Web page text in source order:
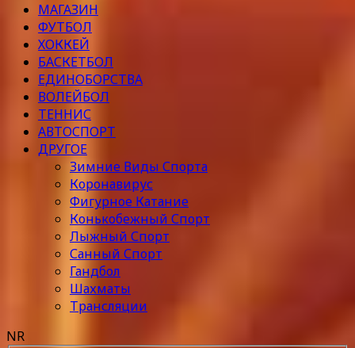
МАГАЗИН
ФУТБОЛ
ХОККЕЙ
БАСКЕТБОЛ
ЕДИНОБОРСТВА
ВОЛЕЙБОЛ
ТЕННИС
АВТОСПОРТ
ДРУГОЕ
Зимние Виды Спорта
Коронавирус
Фигурное Катание
Конькобежный Спорт
Лыжный Спорт
Санный Спорт
Гандбол
Шахматы
Трансляции
NR